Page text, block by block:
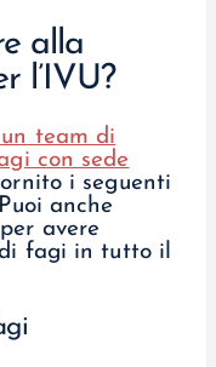
alla
l’IVU?
team di
con sede
i seguenti
anche
per avere
fagi in tutto il